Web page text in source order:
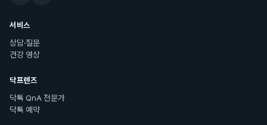
서비스
상담·질문
건강 영상
닥프렌즈
닥톡 QnA 전문가
닥톡 예약